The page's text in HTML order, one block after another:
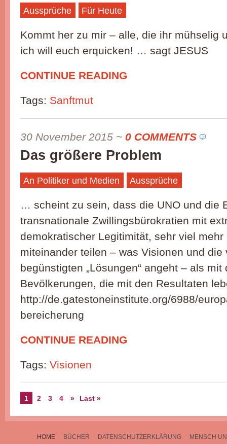
Aussprüche Für Heute
Kommt her zu mir – alle, die ihr mühselig
ich will euch erquicken! … sagt JESUS
CONTINUE READING
Tags: Sanftmut
30 November 2015 ~ 0 COMMENTS
Das größere Problem
An Politiker und Medien Aussprüche
… scheint zu sein, dass die UNO und die
transnationale Zwillingsbürokratien mit
demokratischer Legitimität, sehr viel
miteinander teilen – was Visionen und die
begünstigten „Lösungen“ angeht – als
Bevölkerungen, die mit den Resultaten
http://de.gatestoneinstitute.org/6988/
bereicherung
CONTINUE READING
Tags: Visionen
1 2 3 4 » Last »
HOME BÜCHER DATENSCHUTZERKLÄRUNG MENSCH